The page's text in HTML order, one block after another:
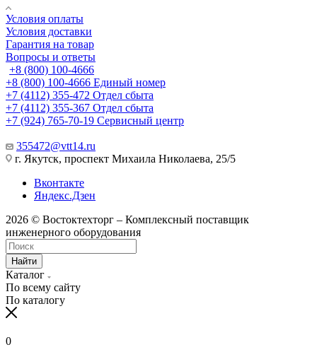
Условия оплаты
Условия доставки
Гарантия на товар
Вопросы и ответы
+8 (800) 100-4666
+8 (800) 100-4666 Единый номер
+7 (4112) 355-472 Отдел сбыта
+7 (4112) 355-367 Отдел сбыта
+7 (924) 765-70-19 Сервисный центр
355472@vtt14.ru
г. Якутск, проспект Михаила Николаева, 25/5
Вконтакте
Яндекс.Дзен
2026 © Востоктехторг – Комплексный поставщик
инженерного оборудования
Найти
Каталог
По всему сайту
По каталогу
0